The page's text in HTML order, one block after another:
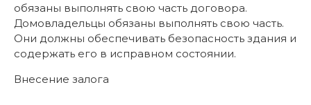
обязаны выполнять свою часть договора.
Домовладельцы обязаны выполнять свою часть.
Они должны обеспечивать безопасность здания и
содержать его в исправном состоянии.
Внесение залога